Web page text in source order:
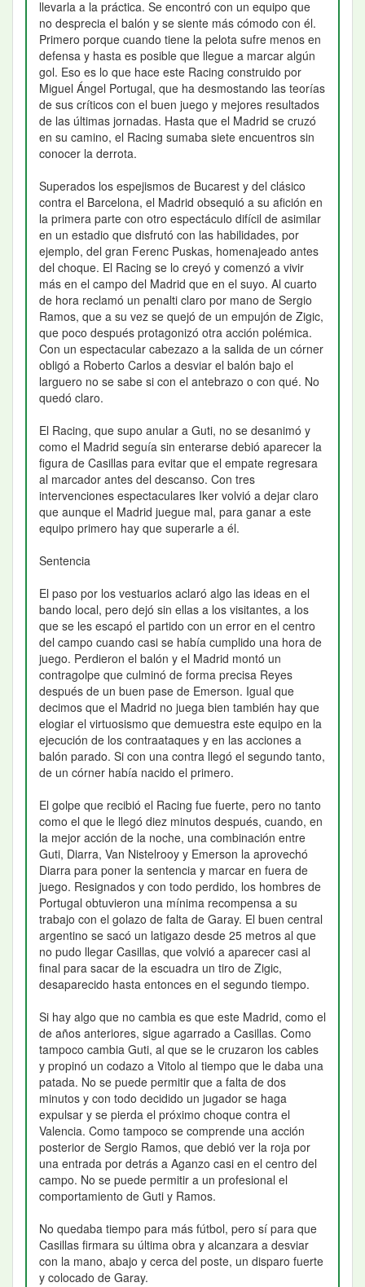
llevarla a la práctica. Se encontró con un equipo que
no desprecia el balón y se siente más cómodo con él.
Primero porque cuando tiene la pelota sufre menos en
defensa y hasta es posible que llegue a marcar algún
gol. Eso es lo que hace este Racing construido por
Miguel Ángel Portugal, que ha desmostando las teorías
de sus críticos con el buen juego y mejores resultados
de las últimas jornadas. Hasta que el Madrid se cruzó
en su camino, el Racing sumaba siete encuentros sin
conocer la derrota.
Superados los espejismos de Bucarest y del clásico
contra el Barcelona, el Madrid obsequió a su afición en
la primera parte con otro espectáculo difícil de asimilar
en un estadio que disfrutó con las habilidades, por
ejemplo, del gran Ferenc Puskas, homenajeado antes
del choque. El Racing se lo creyó y comenzó a vivir
más en el campo del Madrid que en el suyo. Al cuarto
de hora reclamó un penalti claro por mano de Sergio
Ramos, que a su vez se quejó de un empujón de Zigic,
que poco después protagonizó otra acción polémica.
Con un espectacular cabezazo a la salida de un córner
obligó a Roberto Carlos a desviar el balón bajo el
larguero no se sabe si con el antebrazo o con qué. No
quedó claro.
El Racing, que supo anular a Guti, no se desanimó y
como el Madrid seguía sin enterarse debió aparecer la
figura de Casillas para evitar que el empate regresara
al marcador antes del descanso. Con tres
intervenciones espectaculares Iker volvió a dejar claro
que aunque el Madrid juegue mal, para ganar a este
equipo primero hay que superarle a él.
Sentencia
El paso por los vestuarios aclaró algo las ideas en el
bando local, pero dejó sin ellas a los visitantes, a los
que se les escapó el partido con un error en el centro
del campo cuando casi se había cumplido una hora de
juego. Perdieron el balón y el Madrid montó un
contragolpe que culminó de forma precisa Reyes
después de un buen pase de Emerson. Igual que
decimos que el Madrid no juega bien también hay que
elogiar el virtuosismo que demuestra este equipo en la
ejecución de los contraataques y en las acciones a
balón parado. Si con una contra llegó el segundo tanto,
de un córner había nacido el primero.
El golpe que recibió el Racing fue fuerte, pero no tanto
como el que le llegó diez minutos después, cuando, en
la mejor acción de la noche, una combinación entre
Guti, Diarra, Van Nistelrooy y Emerson la aprovechó
Diarra para poner la sentencia y marcar en fuera de
juego. Resignados y con todo perdido, los hombres de
Portugal obtuvieron una mínima recompensa a su
trabajo con el golazo de falta de Garay. El buen central
argentino se sacó un latigazo desde 25 metros al que
no pudo llegar Casillas, que volvió a aparecer casi al
final para sacar de la escuadra un tiro de Zigic,
desaparecido hasta entonces en el segundo tiempo.
Si hay algo que no cambia es que este Madrid, como el
de años anteriores, sigue agarrado a Casillas. Como
tampoco cambia Guti, al que se le cruzaron los cables
y propinó un codazo a Vitolo al tiempo que le daba una
patada. No se puede permitir que a falta de dos
minutos y con todo decidido un jugador se haga
expulsar y se pierda el próximo choque contra el
Valencia. Como tampoco se comprende una acción
posterior de Sergio Ramos, que debió ver la roja por
una entrada por detrás a Aganzo casi en el centro del
campo. No se puede permitir a un profesional el
comportamiento de Guti y Ramos.
No quedaba tiempo para más fútbol, pero sí para que
Casillas firmara su última obra y alcanzara a desviar
con la mano, abajo y cerca del poste, un disparo fuerte
y colocado de Garay.